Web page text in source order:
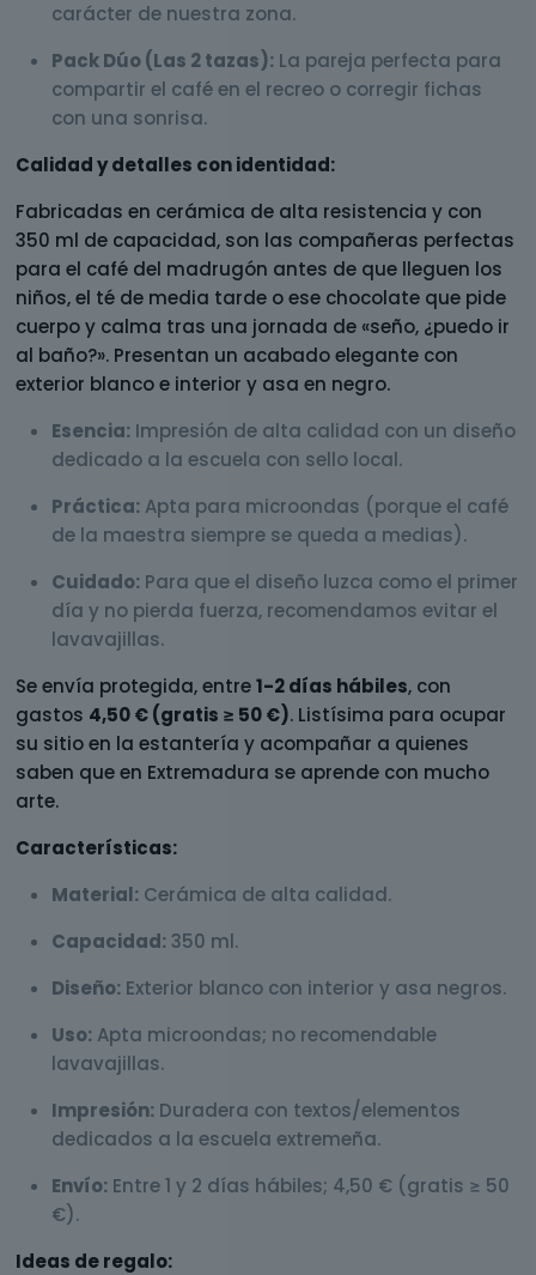
carácter de nuestra zona.
Pack Dúo (Las 2 tazas): La pareja perfecta para
compartir el café en el recreo o corregir fichas
con una sonrisa.
Calidad y detalles con identidad:
Fabricadas en cerámica de alta resistencia y con
350 ml de capacidad, son las compañeras perfectas
para el café del madrugón antes de que lleguen los
niños, el té de media tarde o ese chocolate que pide
cuerpo y calma tras una jornada de «seño, ¿puedo ir
al baño?». Presentan un acabado elegante con
exterior blanco e interior y asa en negro.
Esencia: Impresión de alta calidad con un diseño
dedicado a la escuela con sello local.
Práctica: Apta para microondas (porque el café
de la maestra siempre se queda a medias).
Cuidado: Para que el diseño luzca como el primer
día y no pierda fuerza, recomendamos evitar el
lavavajillas.
Se envía protegida, entre1-2 días hábiles, con
gastos 4,50 € (gratis ≥ 50 €). Listísima para ocupar
su sitio en la estantería y acompañar a quienes
saben que en Extremadura se aprende con mucho
arte.
Características:
Material: Cerámica de alta calidad.
Capacidad: 350 ml.
Diseño: Exterior blanco con interior y asa negros.
Uso: Apta microondas; no recomendable
lavavajillas.
Impresión: Duradera con textos/elementos
dedicados a la escuela extremeña.
Envío: Entre 1 y 2 días hábiles; 4,50 € (gratis ≥ 50
€).
Ideas de regalo: